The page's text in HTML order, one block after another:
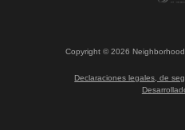
Copyright ©2026
Declaraciones legales, de